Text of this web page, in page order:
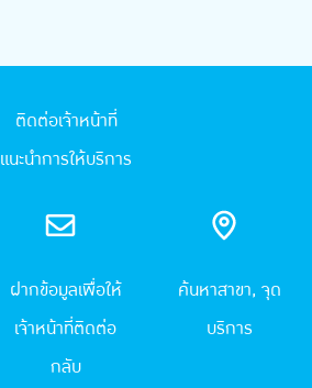
ติดต่อเจ้าหน้าที่
แนะนำการให้บริการ
ฝากข้อมูลเพื่อให้
เจ้าหน้าที่ติดต่อ
กลับ
ค้นหาสาขา, จุด
บริการ